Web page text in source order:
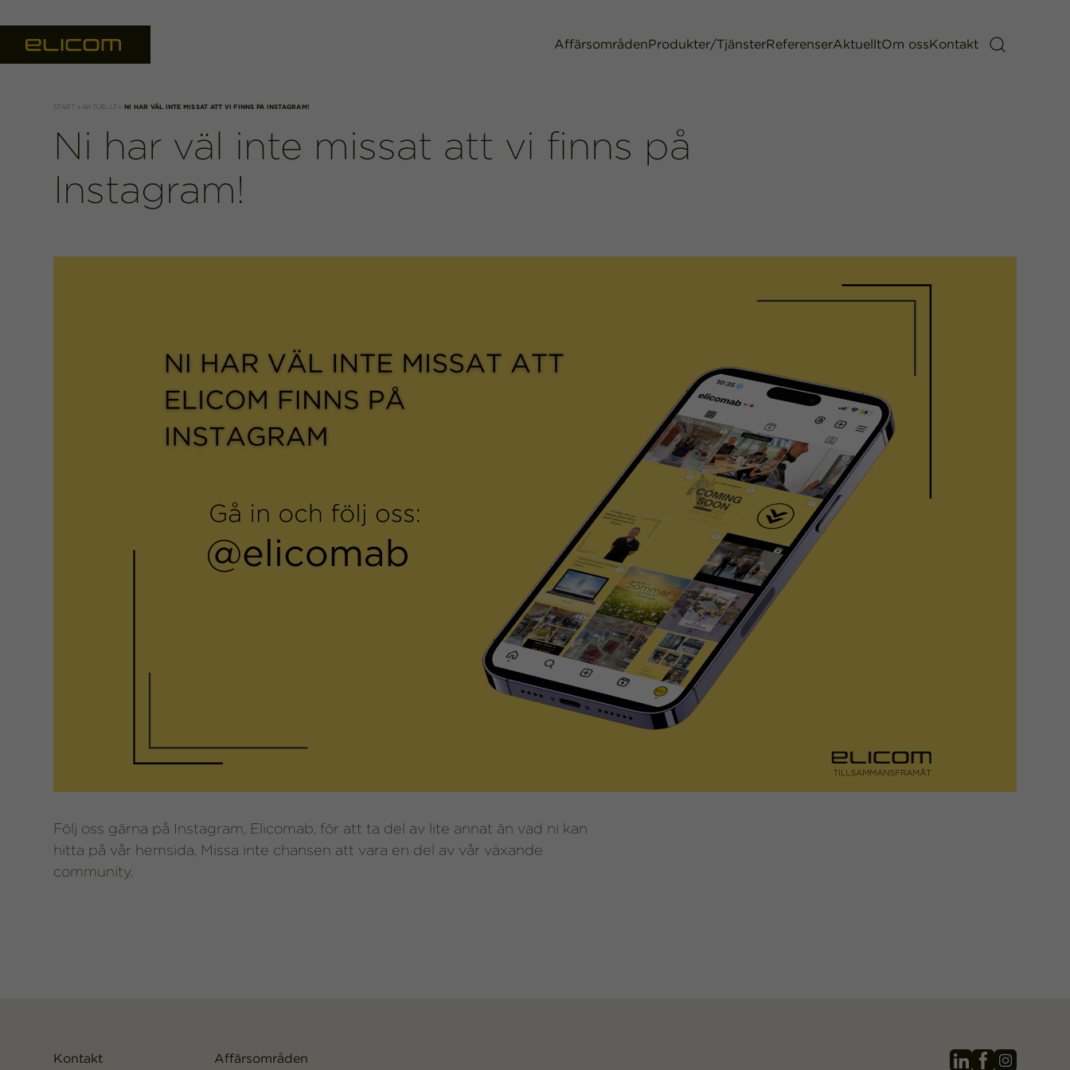
AffärsområdenProdukter/TjänsterReferenserAktuelltOm ossKontakt Sök
START »AKTUELLT » NI HAR VÄL INTE MISSAT ATT VI FINNS PÅ INSTAGRAM!
Ni har väl inte missat att vi finns på
Instagram!
Följ oss gärna på Instagram, Elicomab, för att ta del av lite annat än vad ni kan
hitta på vår hemsida, Missa inte chansen att vara en del av vår växande
community.
Kontakt Affärsområden